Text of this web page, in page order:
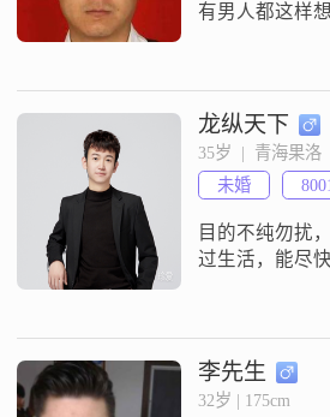
有男人都这样
力和条件与之
处融洽要三观
龙纵天下
35岁  |  青海果洛
未婚
目的不纯勿扰
过生活，能尽
李先生
32岁 | 175cm